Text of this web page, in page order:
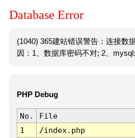
Database Error
(1040) 365建站错误警告：连接数
因：1、数据库密码不对; 2、mysql
PHP Debug
No. File
1
/index.php